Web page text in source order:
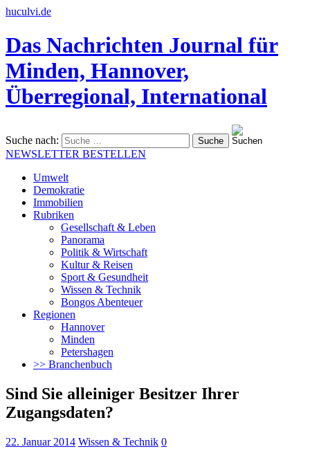
huculvi.de
Das Nachrichten Journal für
Minden, Hannover,
Überregional, International
Suche nach:
NEWSLETTER BESTELLEN
Umwelt
Demokratie
Immobilien
Rubriken
Gesellschaft & Leben
Panorama
Politik & Wirtschaft
Kultur & Reisen
Sport & Gesundheit
Wissen & Technik
Bongos Abenteuer
Regionen
Hannover
Minden
Petershagen
>> Branchenbuch
Sind Sie alleiniger Besitzer Ihrer
Zugangsdaten?
22. Januar 2014 Wissen & Technik 0